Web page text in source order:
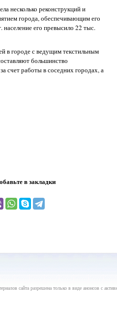
несколько реконструкций и
города, обеспечивающим его
население его превысило 22 тыс.
в городе с ведущим текстильным
большинство
счет работы в соседних городах, а
в закладки
сайта разрешена только в виде анонсов с